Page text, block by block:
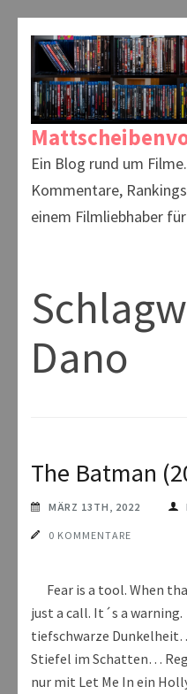
springen
(Enter
drücken)
Ein Blog rund um
Kommentare,
einem Filmliebhaber
Dano
The Batman
MÄRZ 13TH, 2022
0 KOMMENTARE
Fear is a tool. When
just a call. It´s a
tiefschwarze
Stiefel im Schatten…
nur mit Let Me In ein